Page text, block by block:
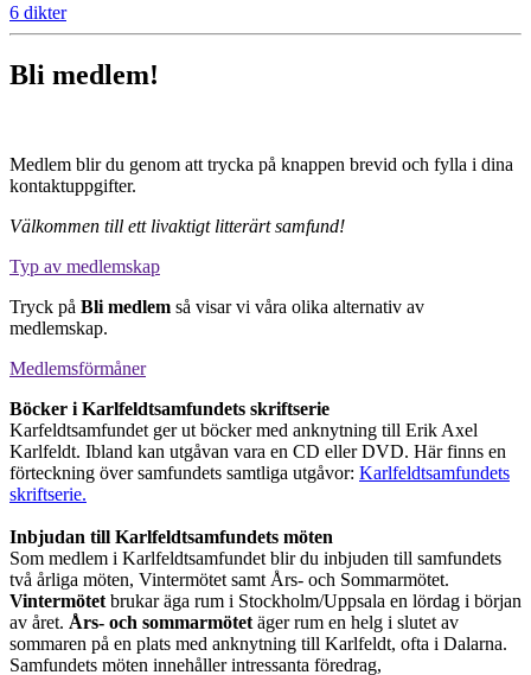
6 dikter
Bli medlem!
Medlem blir du genom att trycka på knappen brevid och fylla i dina
kontaktuppgifter.
Välkommen till ett livaktigt litterärt samfund!
Typ av medlemskap
Tryck på Bli medlem så visar vi våra olika alternativ av
medlemskap.
Medlemsförmåner
Böcker i Karlfeldtsamfundets skriftserie
Karfeldtsamfundet ger ut böcker med anknytning till Erik Axel
Karlfeldt. Ibland kan utgåvan vara en CD eller DVD. Här finns en
förteckning över samfundets samtliga utgåvor: Karlfeldtsamfundets
skriftserie.
Inbjudan till Karlfeldtsamfundets möten
Som medlem i Karlfeldtsamfundet blir du inbjuden till samfundets
två årliga möten, Vintermötet samt Års- och Sommarmötet.
Vintermötetbrukar äga rum i Stockholm/Uppsala en lördag i början
av året. Års- och sommarmötetäger rum en helg i slutet av
sommaren på en plats med anknytning till Karlfeldt, ofta i Dalarna.
Samfundets möten innehåller intressanta föredrag,